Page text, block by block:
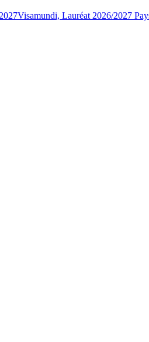
Visamundi, Lauréat 2026/2027